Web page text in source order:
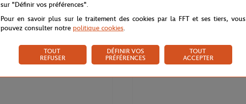
sur "Définir vos préférences".
Pour en savoir plus sur le traitement des cookies par la FFT et ses tiers, vous
pouvez consulter notre politique cookies.
TOUT
REFUSER
DÉFINIR VOS
PRÉFÉRENCES
TOUT
ACCEPTER